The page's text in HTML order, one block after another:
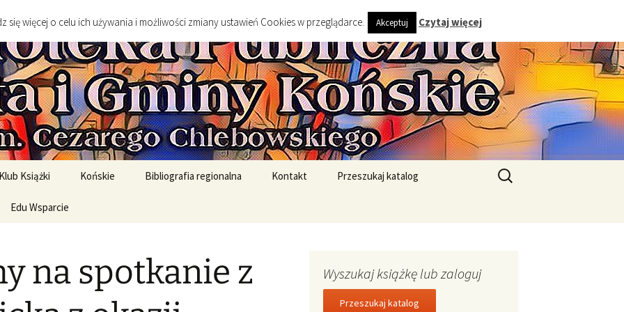
Miasta i Gminy
Książki
DKK
Końskie Bibliografia regionalna
Środowisko geograficzne
Historia
Kontakt Przeszukaj katalog
Edu Wsparcie
English Original Books /
Wersje oryginalne
Szukaj:
na spotkanie z
Wyszukaj książkę lub zaloguj
się więcej o celu ich używania i możliwości zmiany ustawień Cookies w przeglądarce. Akceptuj Czytaj więcej